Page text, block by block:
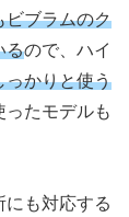
ビブラムのク
るので、ハイ
っかりと使う
ったモデルも
にも対応する